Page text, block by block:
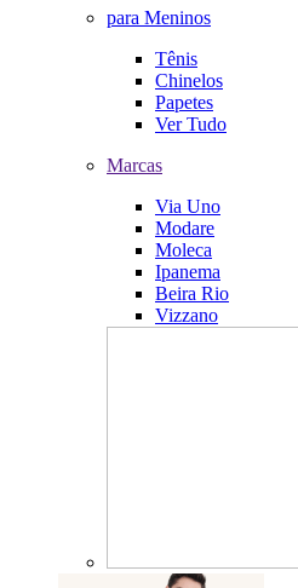
para Meninos
Tênis
Chinelos
Papetes
Ver Tudo
Marcas
Via Uno
Modare
Moleca
Ipanema
Beira Rio
Vizzano